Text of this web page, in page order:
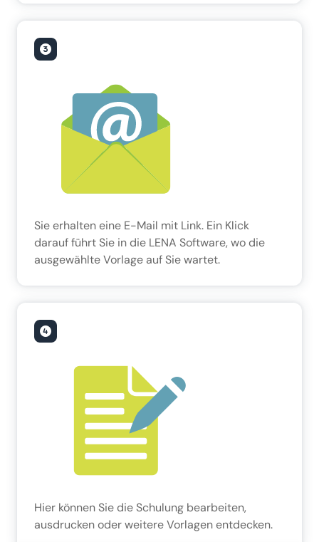
Sie erhalten eine E-Mail mit Link. Ein Klick
darauf führt Sie in die LENA Software, wo die
ausgewählte Vorlage auf Sie wartet.
Hier können Sie die Schulung bearbeiten,
ausdrucken oder weitere Vorlagen entdecken.